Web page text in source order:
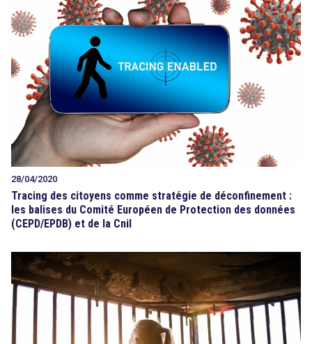
28/04/2020
Tracing des citoyens comme stratégie de déconfinement :
les balises du Comité Européen de Protection des données
(CEPD/EPDB) et de la Cnil